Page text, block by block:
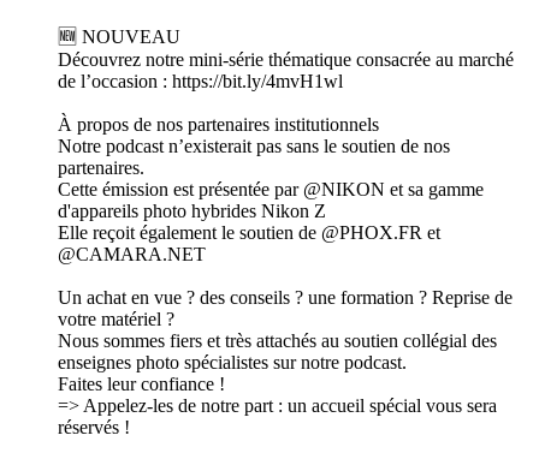
🆕 NOUVEAU
Découvrez notre mini-série thématique consacrée au marché
de l’occasion : https://bit.ly/4mvH1wl
À propos de nos partenaires institutionnels
Notre podcast n’existerait pas sans le soutien de nos
partenaires.
Cette émission est présentée par @NIKON et sa gamme
d'appareils photo hybrides Nikon Z
Elle reçoit également le soutien de @PHOX.FR et
@CAMARA.NET
Un achat en vue ? des conseils ? une formation ? Reprise de
votre matériel ?
Nous sommes fiers et très attachés au soutien collégial des
enseignes photo spécialistes sur notre podcast.
Faites leur confiance !
=> Appelez-les de notre part : un accueil spécial vous sera
réservés !